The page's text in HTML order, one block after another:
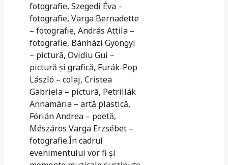
fotografie, Szegedi Éva –
fotografie, Varga Bernadette
– fotografie, András Attila –
fotografie, Bánházi Gyöngyi
– pictură, Ovidiu Gui –
pictură şi grafică, Furák-Pop
László – colaj, Cristea
Gabriela – pictură, Petrillák
Annamária – artă plastică,
Fórián Andrea – poetă,
Mészáros Varga Erzsébet –
fotografie.În cadrul
evenimentului vor fi și